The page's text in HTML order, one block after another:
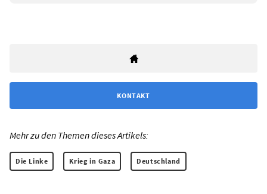
KONTAKT
Mehr zu den Themen dieses Artikels:
Die Linke Krieg in Gaza Deutschland